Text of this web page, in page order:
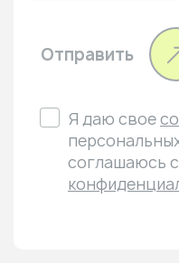
Отправить
Я даю свое
соглашаюсь с